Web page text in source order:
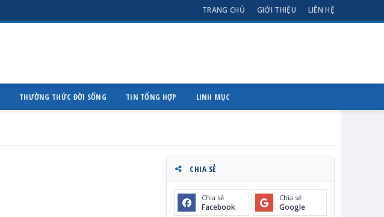
TRANG CHỦ GIỚI THIỆU LIÊN HỆ
THƯỜNG THỨC ĐỜI SỐNG TIN TỔNG HỢP LINH MỤC
CHIA SẺ
Chia sẻ
Facebook
Chia sẻ
Google